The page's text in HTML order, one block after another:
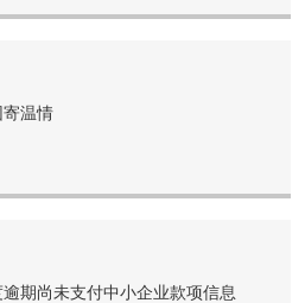
温情
期尚未支付中小企业款项信息